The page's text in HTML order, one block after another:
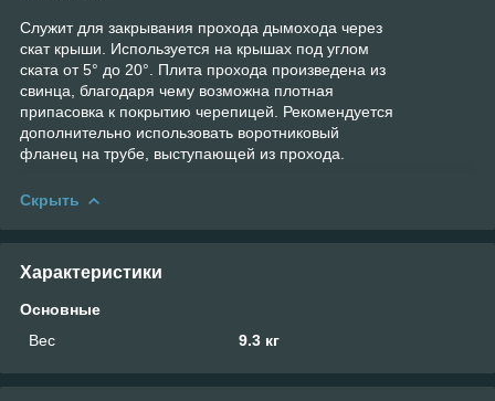
Служит для закрывания прохода дымохода через
скат крыши. Используется на крышах под углом
ската от 5° до 20°. Плита прохода произведена из
свинца, благодаря чему возможна плотная
припасовка к покрытию черепицей. Рекомендуется
дополнительно использовать воротниковый
фланец на трубе, выступающей из прохода.
Скрыть
Характеристики
Основные
Вес
9.3 кг